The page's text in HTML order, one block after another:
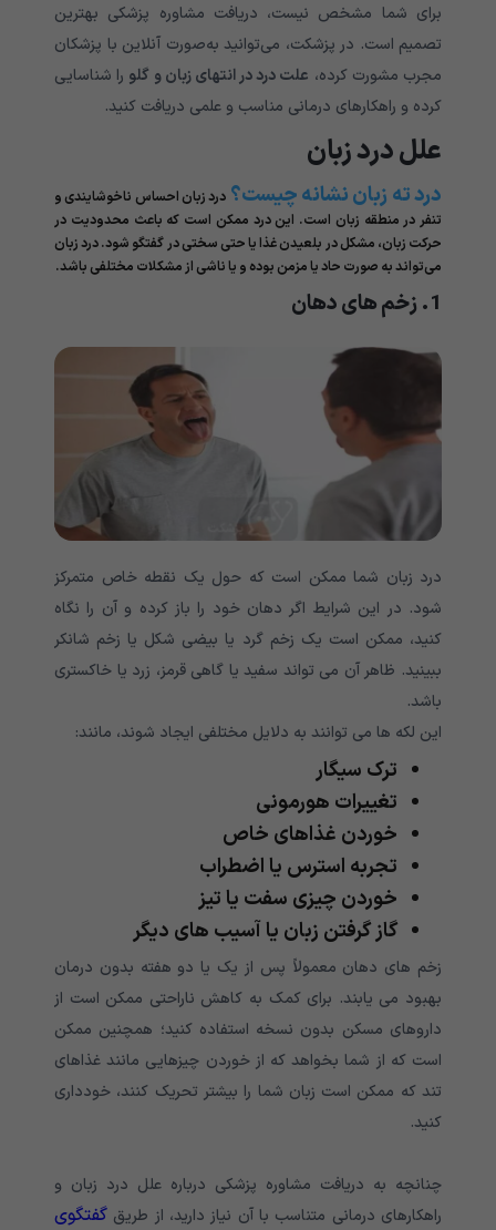
برای شما مشخص نیست، دریافت مشاوره پزشکی بهترین
تصمیم است. در پزشکت، می‌توانید به‌صورت آنلاین با پزشکان
مجرب مشورت کرده، علت درد در انتهای زبان و گلو را شناسایی
کرده و راهکارهای درمانی مناسب و علمی دریافت کنید.
علل درد زبان
درد ته زبان نشانه چیست؟ درد زبان احساس ناخوشایندی و
تنفر در منطقه زبان است. این درد ممکن است که باعث محدودیت در
حرکت زبان، مشکل در بلعیدن غذا یا حتی سختی در گفتگو شود. درد زبان
می‌تواند به صورت حاد یا مزمن بوده و یا ناشی از مشکلات مختلفی باشد.
1. زخم های دهان
درد زبان شما ممکن است که حول یک نقطه خاص متمرکز
شود. در این شرایط اگر دهان خود را باز کرده و آن را نگاه
کنید، ممکن است یک زخم گرد یا بیضی شکل یا زخم شانکر
ببینید. ظاهر آن می تواند سفید یا گاهی قرمز، زرد یا خاکستری
باشد.
این لکه ها می توانند به دلایل مختلفی ایجاد شوند، مانند:
ترک سیگار
تغییرات هورمونی
خوردن غذاهای خاص
تجربه استرس یا اضطراب
خوردن چیزی سفت یا تیز
گاز گرفتن زبان یا آسیب های دیگر
زخم های دهان معمولاً پس از یک یا دو هفته بدون درمان
بهبود می یابند. برای کمک به کاهش ناراحتی ممکن است از
داروهای مسکن بدون نسخه استفاده کنید؛ همچنین ممکن
است که از شما بخواهد که از خوردن چیزهایی مانند غذاهای
تند که ممکن است زبان شما را بیشتر تحریک کنند، خودداری
کنید.
چنانچه به دریافت مشاوره پزشکی درباره علل درد زبان و
راهکارهای درمانی متناسب با آن نیاز دارید، از طریق گفتگوی